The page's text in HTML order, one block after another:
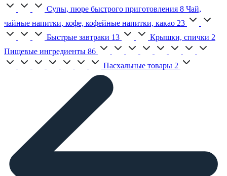
Супы, пюре быстрого приготовления 8 Чай,
чайные напитки, кофе, кофейные напитки, какао 23
Быстрые завтраки 13 Крышки, спички 2
Пищевые ингредиенты 86
Пасхальные товары 2